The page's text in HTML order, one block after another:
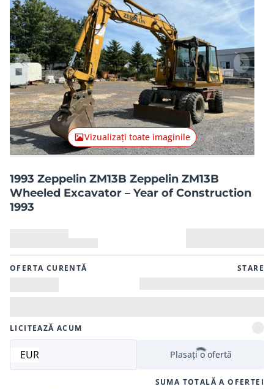
Articolul anterior
Vizualizați toate imaginile
1993 Zeppelin ZM13B Zeppelin ZM13B
Wheeled Excavator – Year of Construction
1993
OFERTA CURENTĂ STARE
LICITEAZĂ ACUM
EUR Plasați o ofertă
SUMA TOTALĂ A OFERTEI